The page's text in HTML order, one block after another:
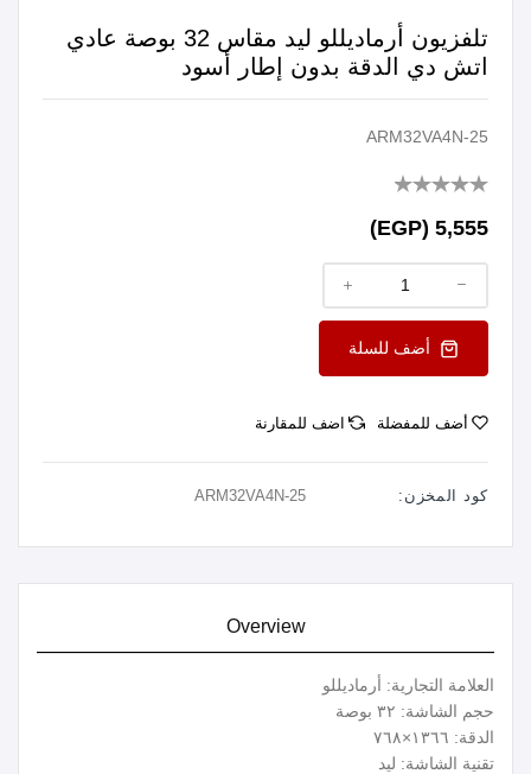
تلفزيون أرماديللو ليد مقاس 32 بوصة عادي
اتش دي الدقة بدون إطار أسود
ARM32VA4N-25
5,555 (EGP)
أضف للسلة
أضف للمفضلة اضف للمقارنة
كود المخزن: ARM32VA4N-25
Overview
العلامة التجارية: أرماديللو
حجم الشاشة: ٣٢ بوصة
الدقة: ١٣٦٦×٧٦٨
تقنية الشاشة: ليد